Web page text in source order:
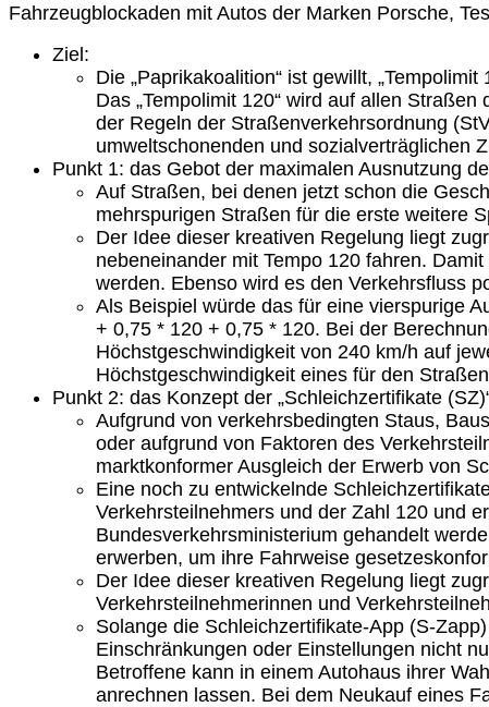
Fahrzeugblockaden mit Autos der Marken Porsche,
Ziel:
Die „Paprikakoalition“ ist gewillt,
Das „Tempolimit 120“ wird auf allen
der Regeln der Straßenverkehrsordnung
umweltschonenden und sozialverträglichen
Punkt 1: das Gebot der maximalen Ausnutzung
Auf Straßen, bei denen jetzt schon die
mehrspurigen Straßen für die erste weitere
Der Idee dieser kreativen Regelung liegt
nebeneinander mit Tempo 120 fahren.
werden. Ebenso wird es den Verkehrsfluss
Als Beispiel würde das für eine vierspurige
+ 0,75 * 120 + 0,75 * 120. Bei der
Höchstgeschwindigkeit von 240 km/h auf
Höchstgeschwindigkeit eines für den
Punkt 2: das Konzept der „Schleichzertifikate
Aufgrund von verkehrsbedingten Staus,
oder aufgrund von Faktoren des
marktkonformer Ausgleich der Erwerb von
Eine noch zu entwickelnde
Verkehrsteilnehmers und der Zahl 120 und
Bundesverkehrsministerium gehandelt
erwerben, um ihre Fahrweise
Der Idee dieser kreativen Regelung liegt
Verkehrsteilnehmerinnen und
Solange die Schleichzertifikate-App (S-
Einschränkungen oder Einstellungen nicht
Betroffene kann in einem Autohaus ihrer
anrechnen lassen. Bei dem Neukauf eines